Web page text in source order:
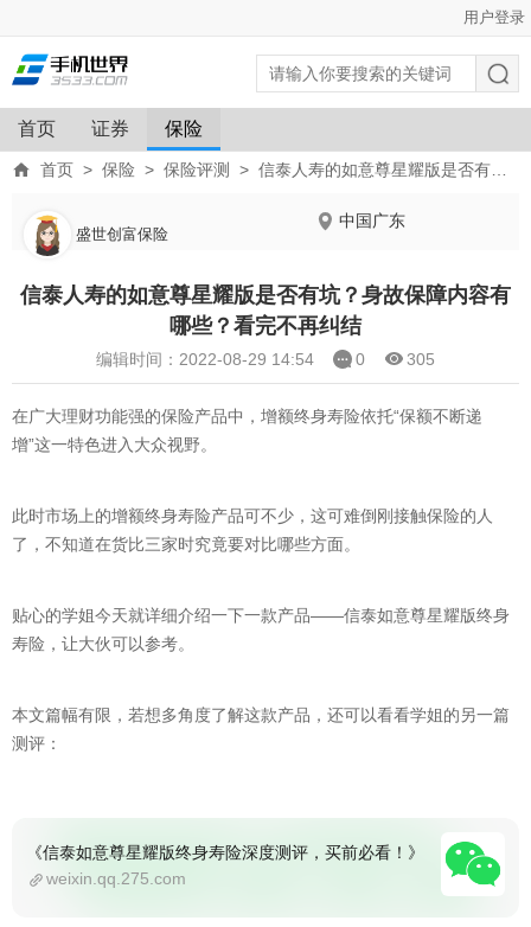
用户登录
首页 证券 保险
首页 > 保险 > 保险评测 > 信泰人寿的如意尊星耀版是否有坑？身故保障内容有哪些？看完不再纠结
盛世创富保险
中国广东
信泰人寿的如意尊星耀版是否有坑？身故保障内容有
哪些？看完不再纠结
编辑时间：2022-08-29 14:54 0 305
在广大理财功能强的保险产品中，增额终身寿险依托“保额不断递
增”这一特色进入大众视野。
此时市场上的增额终身寿险产品可不少，这可难倒刚接触保险的人
了，不知道在货比三家时究竟要对比哪些方面。
贴心的学姐今天就详细介绍一下一款产品——信泰如意尊星耀版终身
寿险，让大伙可以参考。
本文篇幅有限，若想多角度了解这款产品，还可以看看学姐的另一篇
测评：
《信泰如意尊星耀版终身寿险深度测评，买前必看！》
weixin.qq.275.com